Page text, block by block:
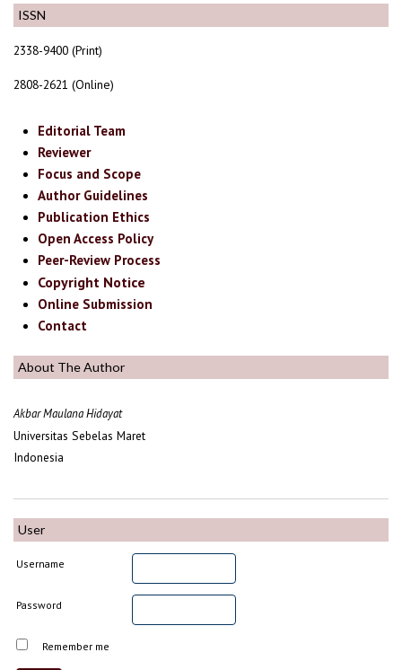
ISSN
2338-9400 (Print)
2808-2621 (Online)
Editorial Team
Reviewer
Focus and Scope
Author Guidelines
Publication Ethics
Open Access Policy
Peer-Review Process
Copyright Notice
Online Submission
Contact
About The Author
Akbar Maulana Hidayat
Universitas Sebelas Maret
Indonesia
User
Username
Password
Remember me